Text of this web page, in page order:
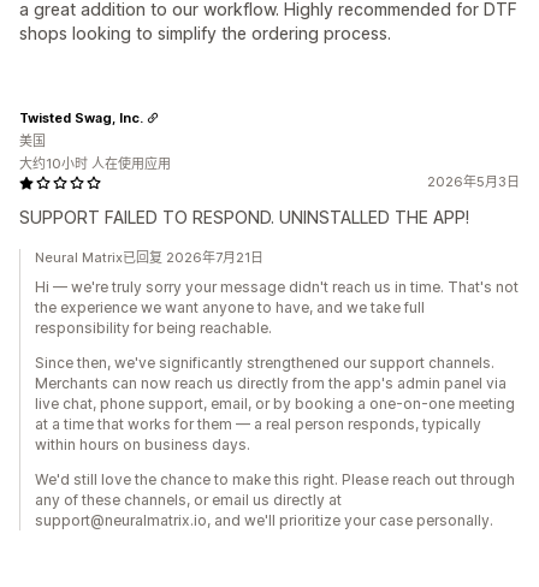
a great addition to our workflow. Highly recommended for DTF
shops looking to simplify the ordering process.
2026年5月3日
SUPPORT FAILED TO RESPOND. UNINSTALLED THE APP!
Twisted Swag, Inc.
美国
大约10小时 人在使用应用
Neural Matrix已回复 2026年7月21日
Hi — we're truly sorry your message didn't reach us in time. That's not
the experience we want anyone to have, and we take full
responsibility for being reachable.
Since then, we've significantly strengthened our support channels.
Merchants can now reach us directly from the app's admin panel via
live chat, phone support, email, or by booking a one-on-one meeting
at a time that works for them — a real person responds, typically
within hours on business days.
We'd still love the chance to make this right. Please reach out through
any of these channels, or email us directly at
support@neuralmatrix.io, and we'll prioritize your case personally.